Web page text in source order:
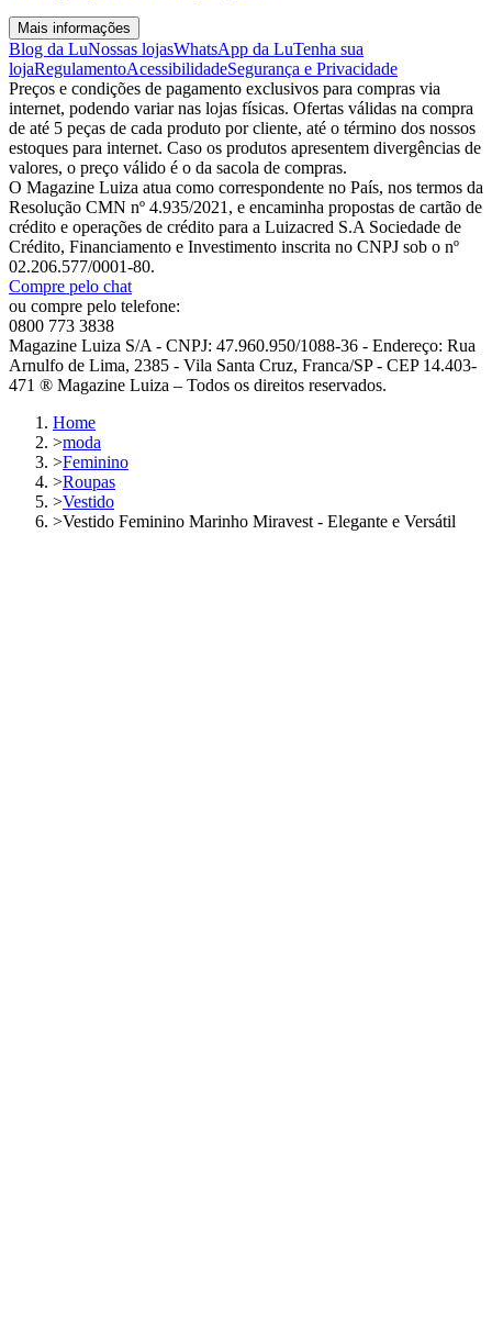
Mais informações
Blog da LuNossas lojasWhatsApp da LuTenha sua
lojaRegulamentoAcessibilidadeSegurança e Privacidade
Preços e condições de pagamento exclusivos para compras via
internet, podendo variar nas lojas físicas. Ofertas válidas na compra
de até 5 peças de cada produto por cliente, até o término dos nossos
estoques para internet. Caso os produtos apresentem divergências de
valores, o preço válido é o da sacola de compras.
O Magazine Luiza atua como correspondente no País, nos termos da
Resolução CMN nº 4.935/2021, e encaminha propostas de cartão de
crédito e operações de crédito para a Luizacred S.A Sociedade de
Crédito, Financiamento e Investimento inscrita no CNPJ sob o nº
02.206.577/0001-80.
Compre pelo chat
ou compre pelo telefone:
0800 773 3838
Magazine Luiza S/A - CNPJ: 47.960.950/1088-36 - Endereço: Rua
Arnulfo de Lima, 2385 - Vila Santa Cruz, Franca/SP - CEP 14.403-
471 ® Magazine Luiza – Todos os direitos reservados.
Home
>moda
>Feminino
>Roupas
>Vestido
>Vestido Feminino Marinho Miravest - Elegante e Versátil